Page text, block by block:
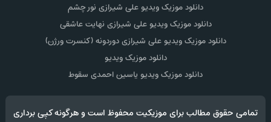
دانلود موزیک ویدیو علی شیرازی نور چشم
دانلود موزیک ویدیو علی شیرازی نهایت عاشقی
دانلود موزیک ویدیو علی شیرازی دوردونه (کنسرت ورژن)
دانلود موزیک ویدیو
دانلود موزیک ویدیو یاسین احمدی سقوط
تمامی حقوق مطالب برای موزیکیت محفوظ است و هرگونه کپی برداری